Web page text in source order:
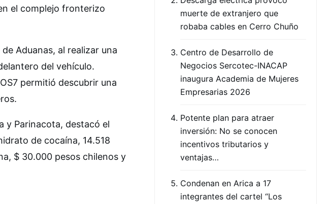
el complejo fronterizo
Aduanas, al realizar una
del vehículo.
permitió descubrir una
y Parinacota, destacó el
de cocaína, 14.518
$ 30.000 pesos chilenos y
muerte de extranjero que
robaba cables en Cerro Chuño
Centro de Desarrollo de
Negocios Sercotec-INACAP
inaugura Academia de Mujeres
Empresarias 2026
Potente plan para atraer
inversión: No se conocen
incentivos tributarios y
ventajas…
Condenan en Arica a 17
integrantes del cartel “Los